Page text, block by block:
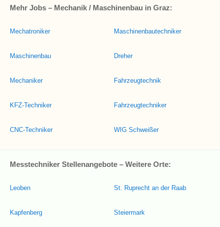
Mehr Jobs – Mechanik / Maschinenbau in Graz:
Mechatroniker
Maschinenbau
Mechaniker
KFZ-Techniker
CNC-Techniker
Maschinenbautechniker
Dreher
Fahrzeugtechnik
Fahrzeugtechniker
WIG Schweißer
Messtechniker Stellenangebote – Weitere Orte:
Leoben
Kapfenberg
St. Ruprecht an der Raab
Steiermark